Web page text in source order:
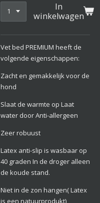
In
winkelwagen
Vet bed PREMIUM heeft de
volgende eigenschappen:
Zacht en gemakkelijk voor de
hond
Slaat de warmte op Laat
water door Anti-allergeen
Zeer robuust
Latex anti-slip is wasbaar op
40 graden In de droger alleen
de koude stand.
Niet in de zon hangen( Latex
is een natuurprodukt)